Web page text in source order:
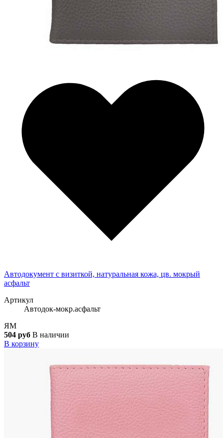
Автодокумент с визиткой, натуральная кожа, цв. мокрый
асфальт
Артикул
Автодок-мокр.асфальт
ЯМ
504 руб В наличии
В корзину